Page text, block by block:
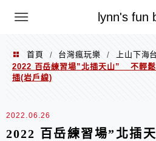
lynn's fun
menu
首頁 / 台灣瘋玩樂 / 上山下海
2022 百岳練習場”北插天山” _ 不輕
插(岩戶線)
2022.06.26
2022 百岳練習場”北插